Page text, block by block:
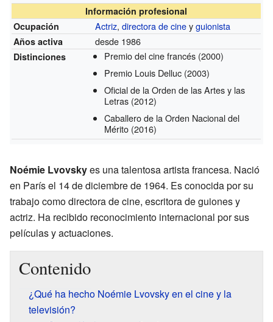
Información profesional
Ocupación
Actriz,directora de cineyguionista
Años activa desde 1986
Distinciones Premio del cine francés (2000)
Premio Louis Delluc (2003)
Oficial de la Orden de las Artes y las
Letras (2012)
Caballero de la Orden Nacional del
Mérito (2016)
Noémie Lvovskyes una talentosa artista francesa. Nació
en París el 14 de diciembre de 1964. Es conocida por su
trabajo como directora de cine, escritora de guiones y
actriz. Ha recibido reconocimiento internacional por sus
películas y actuaciones.
Contenido
¿Qué ha hecho Noémie Lvovsky en el cine y la
televisión?